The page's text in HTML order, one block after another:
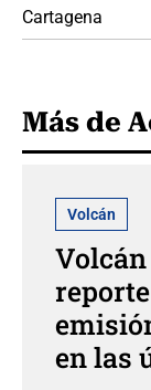
Cartagena
Más de
Volcán
en las